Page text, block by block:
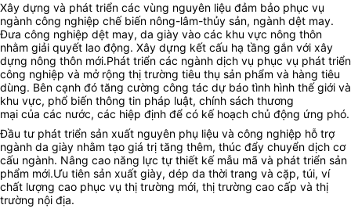
Xây dựng và phát triển các vùng nguyên liệu đảm bảo phục vụ
ngành công nghiệp chế biến nông-lâm-thủy sản, ngành dệt may.
Đưa công nghiệp dệt may, da giày vào các khu vực nông thôn
nhằm giải quyết lao động. Xây dựng kết cấu hạ tầng gắn với xây
dựng nông thôn mới.Phát triển các ngành dịch vụ phục vụ phát triển
công nghiệp và mở rộng thị trường tiêu thụ sản phẩm và hàng tiêu
dùng. Bên cạnh đó tăng cường công tác dự báo tình hình thế giới và
khu vực, phổ biến thông tin pháp luật, chính sách thương
mại của các nước, các hiệp định để có kế hoạch chủ động ứng phó.
Đầu tư phát triển sản xuất nguyên phụ liệu và công nghiệp hỗ trợ
ngành da giày nhằm tạo giá trị tăng thêm, thúc đẩy chuyển dịch cơ
cấu ngành. Nâng cao năng lực tự thiết kế mẫu mã và phát triển sản
phẩm mới.Ưu tiên sản xuất giày, dép da thời trang và cặp, túi, ví
chất lượng cao phục vụ thị trường mới, thị trường cao cấp và thị
trường nội địa.